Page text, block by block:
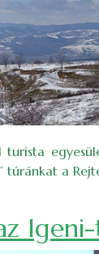
turista
” túránkat a
– irány az